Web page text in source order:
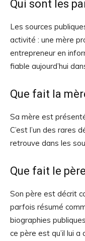
Qui sont les
Les sources
activité : une mère
entrepreneur en
fiable aujourd’hui
Que fait la
Sa mère est
C’est l’un des rares
retrouve dans les
Que fait le
Son père est décrit
parfois résumé
biographies
ce père est qu’il lui a